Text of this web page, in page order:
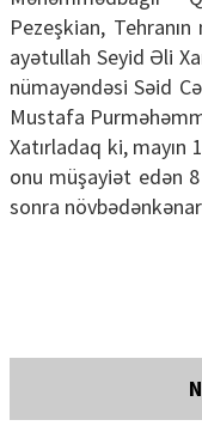
Pezeşkian,
ayətullah Seyid Əli
nümayəndəsi Səid
Mustafa
Xatırladaq ki,
onu müşayiət edən
sonra